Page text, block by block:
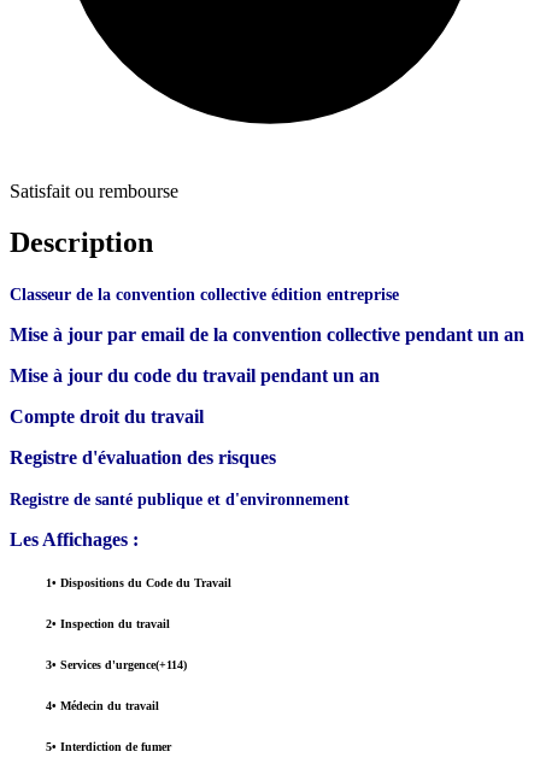
Satisfait ou rembourse
Description
Classeur de la convention collective édition entreprise
Mise à jour par email de la convention collective pendant un an
Mise à jour du code du travail pendant un an
Compte droit du travail
Registre d'évaluation des risques
Registre de santé publique et d'environnement
Les Affichages :
1• Dispositions du Code du Travail
2• Inspection du travail
3• Services d'urgence(+114)
4• Médecin du travail
5• Interdiction de fumer